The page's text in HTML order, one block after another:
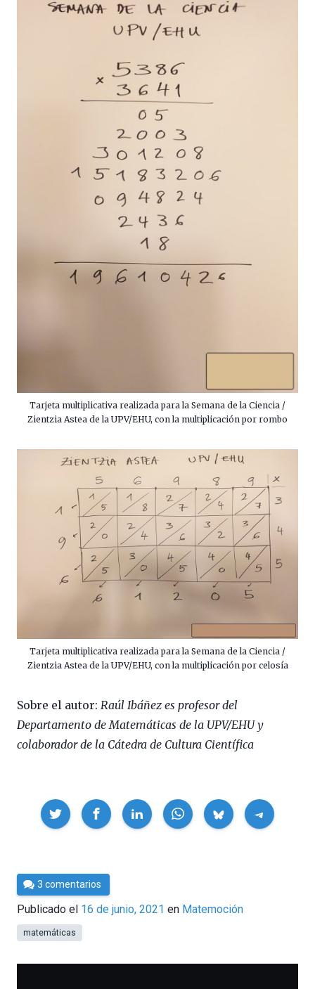
Tarjeta multiplicativa realizada para la Semana de la Ciencia /
Zientzia Astea de la UPV/EHU, con la multiplicación por rombo
Tarjeta multiplicativa realizada para la Semana de la Ciencia /
Zientzia Astea de la UPV/EHU, con la multiplicación por celosía
Sobre el autor: Raúl Ibáñez es profesor del
Departamento de Matemáticas de la UPV/EHU y
colaborador de la Cátedra de Cultura Científica
Compartir
Por
César
Tomé
3 comentarios
Publicado el 16 de junio, 2021 en Matemoción
matemáticas